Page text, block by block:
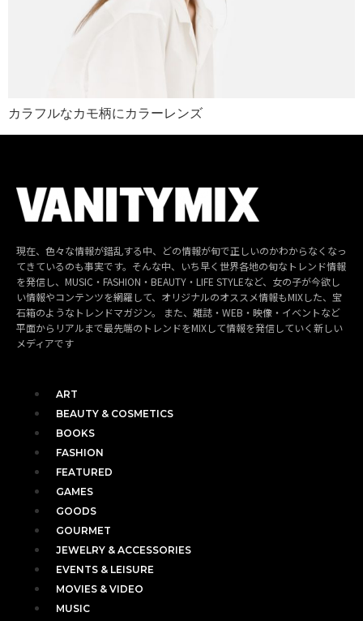
カラフルなカモ柄にカラーレンズ
現在、色々な情報が錯乱する中、どの情報が旬で正しいのかわからなくなっ
てきているのも事実です。そんな中、いち早く世界各地の旬なトレンド情報
を発信し、MUSIC・FASHION・BEAUTY・LIFE STYLEなど、女の子が今欲し
い情報やコンテンツを網羅して、オリジナルのオススメ情報もMIXした、宝
石箱のようなトレンドマガジン。 また、雑誌・WEB・映像・イベントなど
平面からリアルまで最先端のトレンドをMIXして情報を発信していく新しい
メディアです
ART
BEAUTY & COSMETICS
BOOKS
FASHION
FEATURED
GAMES
GOODS
GOURMET
JEWELRY & ACCESSORIES
EVENTS & LEISURE
MOVIES & VIDEO
MUSIC